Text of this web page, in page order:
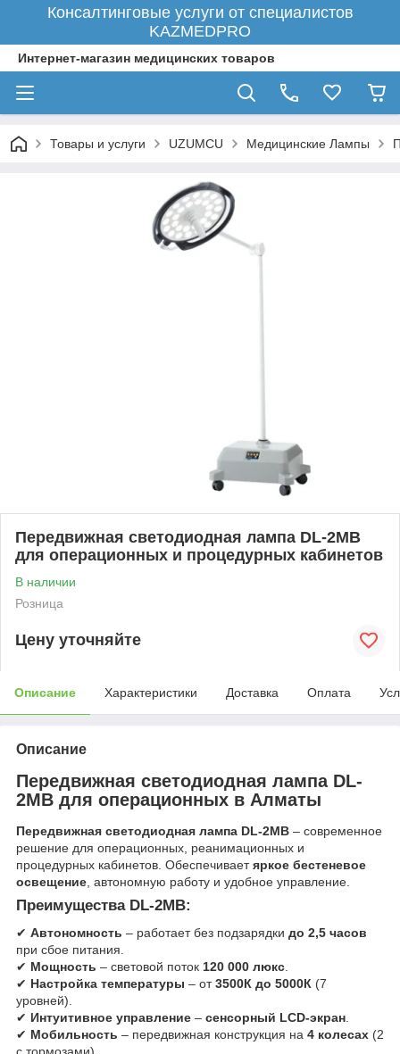
Консалтинговые услуги от специалистов
KAZMEDPRO
Интернет-магазин медицинских товаров
Товары и услуги UZUMCU Медицинские Лампы
Передвижная светодиодная лампа DL-2MB
для операционных и процедурных кабинетов
В наличии
Розница
Цену уточняйте
Описание Характеристики Доставка Оплата
Описание
Передвижная светодиодная лампа DL-
2MB для операционных в Алматы
Передвижная светодиодная лампа DL-2MB – современное
решение для операционных, реанимационных и
процедурных кабинетов. Обеспечиваетяркое бестеневое
освещение, автономную работу и удобное управление.
Преимущества DL-2MB:
✔ Автономность – работает без подзарядки до 2,5 часов
при сбое питания.
✔ Мощность – световой поток 120 000 люкс.
✔ Настройка температуры – от3500К до 5000К (7
уровней).
✔ Интуитивное управление – сенсорный LCD-экран.
✔ Мобильность – передвижная конструкция на 4 колесах (2